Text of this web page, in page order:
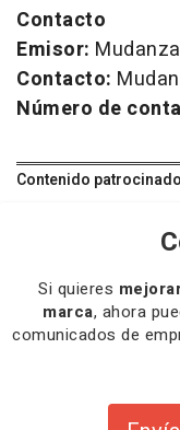
Contacto
Emisor:
Contacto:
Número de
Contenido patrocinado
Si quieres
marca, ahora
comunicados de